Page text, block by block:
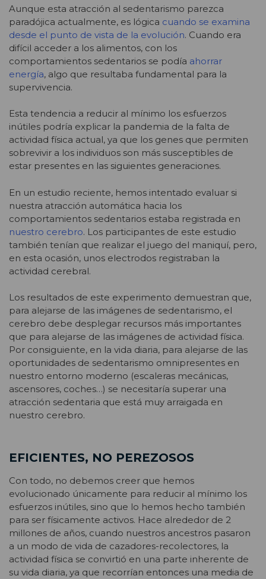
Aunque esta atracción al sedentarismo parezca
paradójica actualmente, es lógica cuando se examina
desde el punto de vista de la evolución. Cuando era
difícil acceder a los alimentos, con los
comportamientos sedentarios se podía ahorrar
energía, algo que resultaba fundamental para la
supervivencia.
Esta tendencia a reducir al mínimo los esfuerzos
inútiles podría explicar la pandemia de la falta de
actividad física actual, ya que los genes que permiten
sobrevivir a los individuos son más susceptibles de
estar presentes en las siguientes generaciones.
En un estudio reciente, hemos intentado evaluar si
nuestra atracción automática hacia los
comportamientos sedentarios estaba registrada en
nuestro cerebro. Los participantes de este estudio
también tenían que realizar el juego del maniquí, pero,
en esta ocasión, unos electrodos registraban la
actividad cerebral.
Los resultados de este experimento demuestran que,
para alejarse de las imágenes de sedentarismo, el
cerebro debe desplegar recursos más importantes
que para alejarse de las imágenes de actividad física.
Por consiguiente, en la vida diaria, para alejarse de las
oportunidades de sedentarismo omnipresentes en
nuestro entorno moderno (escaleras mecánicas,
ascensores, coches…) se necesitaría superar una
atracción sedentaria que está muy arraigada en
nuestro cerebro.
EFICIENTES, NO PEREZOSOS
Con todo, no debemos creer que hemos
evolucionado únicamente para reducir al mínimo los
esfuerzos inútiles, sino que lo hemos hecho también
para ser físicamente activos. Hace alrededor de 2
millones de años, cuando nuestros ancestros pasaron
a un modo de vida de cazadores-recolectores, la
actividad física se convirtió en una parte inherente de
su vida diaria, ya que recorrían entonces una media de